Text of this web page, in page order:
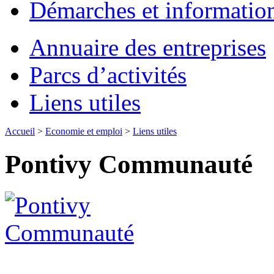
Démarches et
Annuaire des entreprises
Parcs d’activités
Liens utiles
Accueil > Economie et emploi > Liens utiles
Pontivy Communauté